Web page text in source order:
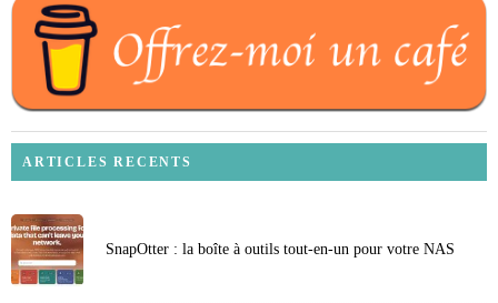
ARTICLES RECENTS
SnapOtter : la boîte à outils tout-en-un pour votre NAS